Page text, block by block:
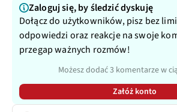
Zaloguj się, by śledzić dyskuję
Dołącz do użytkowników, pisz bez
odpowiedzi oraz reakcje na swoje
przegap ważnych rozmów!
Możesz dodać 3 komentarze w
Załóż konto